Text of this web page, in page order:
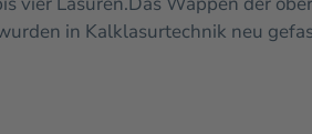
in Kalklasurtechnik neu